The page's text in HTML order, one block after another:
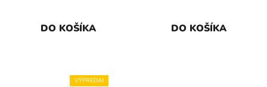
DO KOŠÍKA DO KOŠÍKA
VÝPREDAJ